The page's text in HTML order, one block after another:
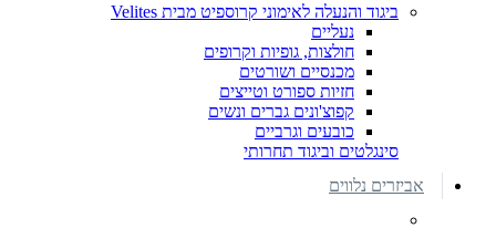
ביגוד והנעלה לאימוני קרוספיט מבית Velites
נעליים
חולצות, גופיות וקרופים
מכנסיים ושורטים
חזיות ספורט וטייצים
קפוצ'ונים גברים ונשים
כובעים וגרביים
סינגלטים וביגוד תחרותי
אביזרים נלווים